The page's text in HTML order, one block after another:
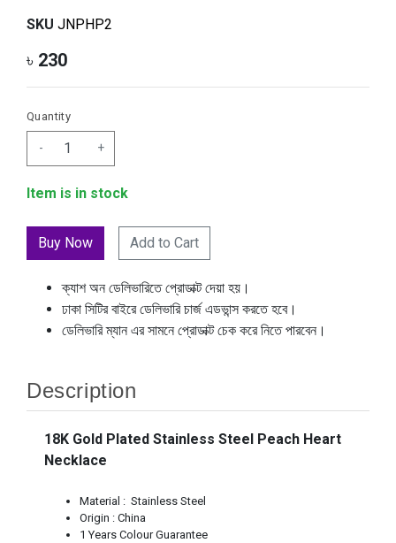
SKU JNPHP2
৳ 230
Quantity
- +
Item is in stock
Add to Cart
ক্যাশ অন ডেলিভারিতে প্রোডাক্ট দেয়া হয়।
ঢাকা সিটির বাইরে ডেলিভারি চার্জ এডভান্স করতে হবে।
ডেলিভারি ম্যান এর সামনে প্রোডাক্ট চেক করে নিতে পারবেন।
Description
18K Gold Plated Stainless Steel Peach Heart
Necklace
Material : Stainless Steel
Origin : China
1 Years Colour Guarantee